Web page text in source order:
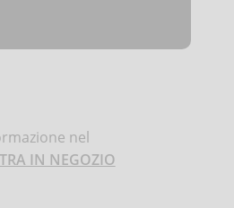
nel
IN NEGOZIO